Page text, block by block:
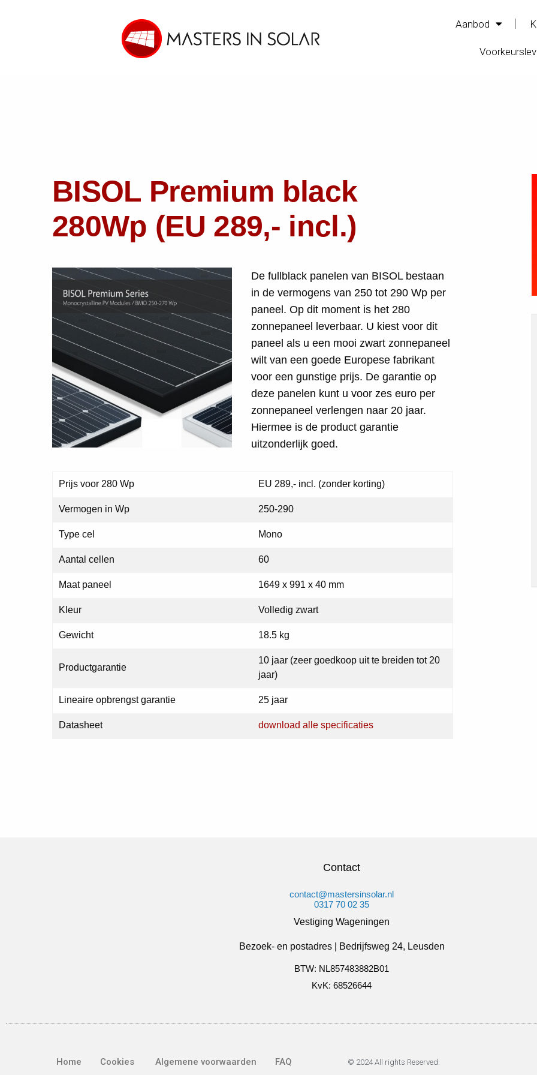
Aanbod
BISOL Premium black
280Wp (EU 289,- incl.)
De fullblack panelen van BISOL bestaan
in de vermogens van 250 tot 290 Wp per
paneel. Op dit moment is het 280
zonnepaneel leverbaar. U kiest voor dit
paneel als u een mooi zwart zonnepaneel
wilt van een goede Europese fabrikant
voor een gunstige prijs. De garantie op
deze panelen kunt u voor zes euro per
zonnepaneel verlengen naar 20 jaar.
Hiermee is de product garantie
uitzonderlijk goed.
Prijs voor 280 Wp EU 289,- incl. (zonder korting)
Vermogen in Wp 250-290
Type cel Mono
Aantal cellen 60
Maat paneel 1649 x 991 x 40 mm
Kleur Volledig zwart
Gewicht 18.5 kg
Productgarantie
10 jaar (zeer goedkoop uit te breiden tot 20
jaar)
Lineaire opbrengst garantie 25 jaar
Datasheet download alle specificaties
Contact
contact@mastersinsolar.nl
0317 70 02 35
Vestiging Wageningen
Bezoek- en postadres | Bedrijfsweg 24, Leusden
BTW: NL857483882B01
KvK: 68526644
Home Cookies Algemene voorwaarden FAQ © 2024 All rights Reserved.